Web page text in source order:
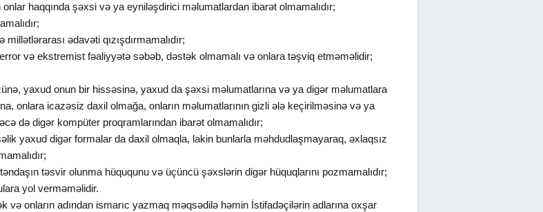
haqqında şəxsi və ya eyniləşdirici məlumatlardan ibarət olmamalıdır;
ədavəti qızışdırmamalıdır;
və ekstremist fəaliyyətə səbəb, dəstək olmamalı və onlara təşviq etməməlidir;
yaxud onun bir hissəsinə, yaxud da şəxsi məlumatlarına və ya digər məlumatlara
onlara icazəsiz daxil olmağa, onların məlumatlarının gizli ələ keçirilməsinə və ya
də digər kompüter proqramlarından ibarət olmamalıdır;
yaxud digər formalar da daxil olmaqla, lakin bunlarla məhdudlaşmayaraq, əxlaqsız
təsvir olunma hüququnu və üçüncü şəxslərin digər hüquqlarını pozmamalıdır;
yol verməməlidir.
və onların adından ismarıc yazmaq məqsədilə həmin İstifadəçilərin adlarına oxşar